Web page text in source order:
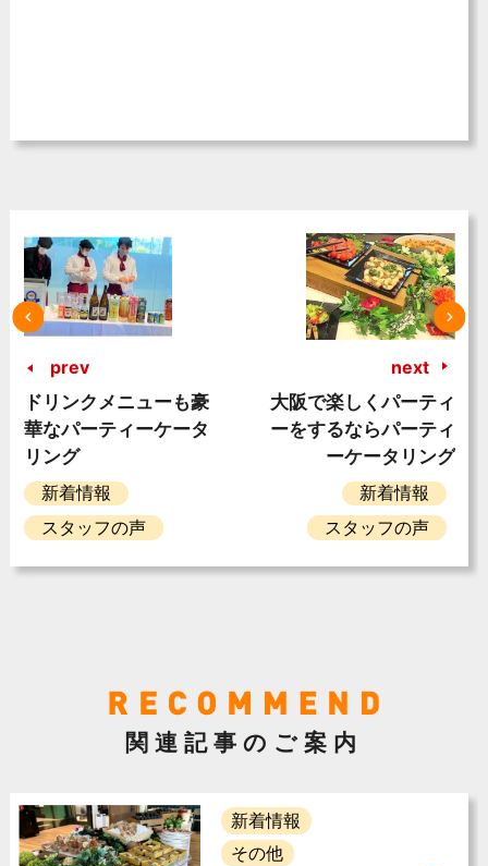
prev
ドリンクメニューも豪
華なパーティーケータ
リング
新着情報
スタッフの声
next
大阪で楽しくパーティ
ーをするならパーティ
ーケータリング
新着情報
スタッフの声
関連記事のご案内
新着情報
その他